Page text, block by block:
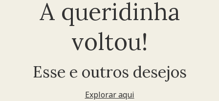
A queridinha
voltou!
Esse e outros desejos
Explorar aqui